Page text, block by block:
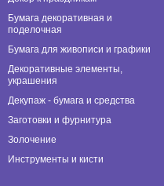
Бумага декоративная и
поделочная
Бумага для живописи и графики
Декоративные элементы,
украшения
Декупаж - бумага и средства
Заготовки и фурнитура
Золочение
Инструменты и кисти